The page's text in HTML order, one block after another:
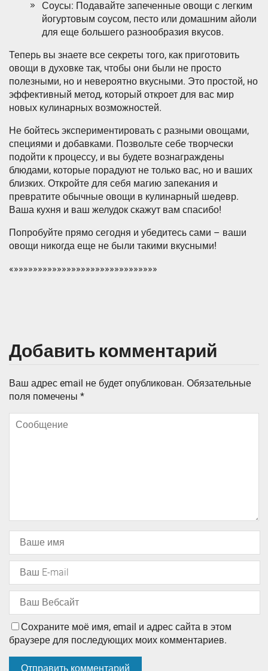
Соусы: Подавайте запеченные овощи с легким
йогуртовым соусом, песто или домашним айоли
для еще большего разнообразия вкусов.
Теперь вы знаете все секреты того, как приготовить
овощи в духовке так, чтобы они были не просто
полезными, но и невероятно вкусными. Это простой, но
эффективный метод, который откроет для вас мир
новых кулинарных возможностей.
Не бойтесь экспериментировать с разными овощами,
специями и добавками. Позвольте себе творчески
подойти к процессу, и вы будете вознаграждены
блюдами, которые порадуют не только вас, но и ваших
близких. Откройте для себя магию запекания и
превратите обычные овощи в кулинарный шедевр.
Ваша кухня и ваш желудок скажут вам спасибо!
Попробуйте прямо сегодня и убедитесь сами – ваши
овощи никогда еще не были такими вкусными!
«»»»»»»»»»»»»»»»»»»»»»»»»»»»»»»
Добавить комментарий
Ваш адрес email не будет опубликован. Обязательные
поля помечены *
Сохраните моё имя, email и адрес сайта в этом
браузере для последующих моих комментариев.